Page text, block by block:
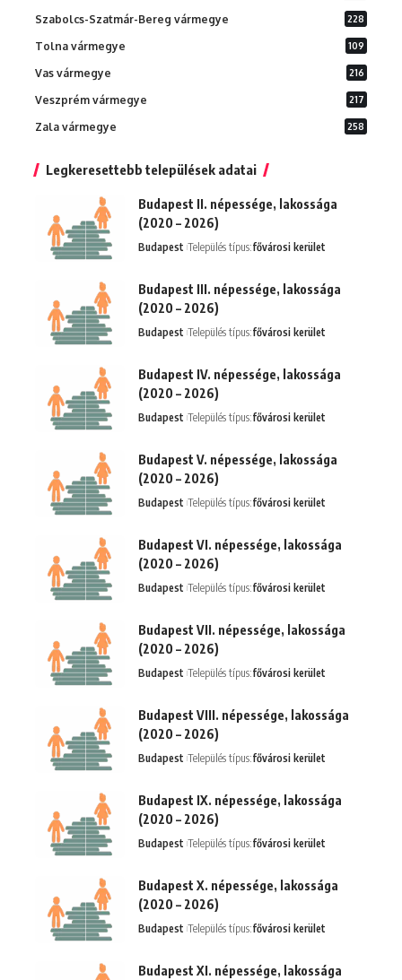
Szabolcs-Szatmár-Bereg vármegye 228
Tolna vármegye 109
Vas vármegye 216
Veszprém vármegye 217
Zala vármegye 258
Legkeresettebb települések adatai
Budapest II. népessége, lakossága
(2020 – 2026)
Budapest Település típus:fővárosi kerület
Budapest III. népessége, lakossága
(2020 – 2026)
Budapest Település típus:fővárosi kerület
Budapest IV. népessége, lakossága
(2020 – 2026)
Budapest Település típus:fővárosi kerület
Budapest V. népessége, lakossága
(2020 – 2026)
Budapest Település típus:fővárosi kerület
Budapest VI. népessége, lakossága
(2020 – 2026)
Budapest Település típus:fővárosi kerület
Budapest VII. népessége, lakossága
(2020 – 2026)
Budapest Település típus:fővárosi kerület
Budapest VIII. népessége, lakossága
(2020 – 2026)
Budapest Település típus:fővárosi kerület
Budapest IX. népessége, lakossága
(2020 – 2026)
Budapest Település típus:fővárosi kerület
Budapest X. népessége, lakossága
(2020 – 2026)
Budapest Település típus:fővárosi kerület
Budapest XI. népessége, lakossága